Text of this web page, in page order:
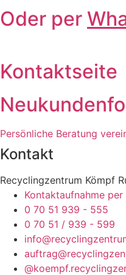
Oder per
Kontaktseite
Persönliche Beratung
Kontakt
Recyclingzentrum Kömpf
Kontaktaufnahme per
0 70 51 939 - 555
0 70 51 / 939 - 599